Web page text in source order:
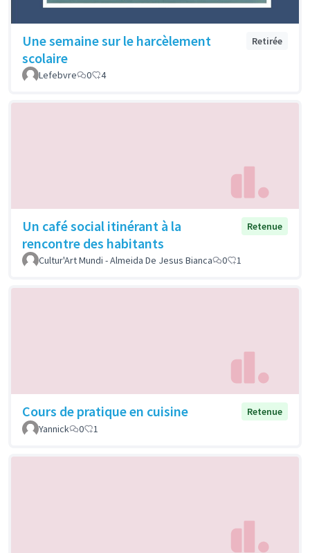
Une semaine sur le harcèlement
scolaire
Retirée
Lefebvre 0 4
Un café social itinérant à la
rencontre des habitants
Retenue
Cultur'Art Mundi - Almeida De Jesus Bianca 0 1
Cours de pratique en cuisine
Retenue
Yannick
0 1